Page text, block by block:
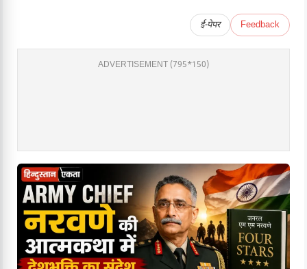
ई-पेपर Feedback
ADVERTISEMENT (795*150)